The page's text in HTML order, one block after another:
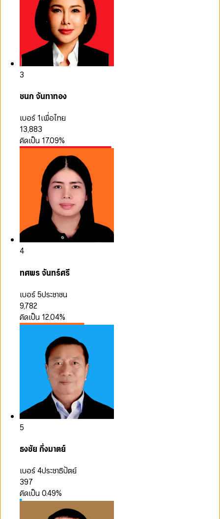
3
ชนก จันทาทอง
เบอร์ 1เพื่อไทย
13,883
คิดเป็น 17.09%
4
ทศพร จันทร์ศรี
เบอร์ 5ประชาชน
9,782
คิดเป็น 12.04%
5
ธงชัย กึ่งมาตย์
เบอร์ 4ประชาธิปัตย์
397
คิดเป็น0.49%